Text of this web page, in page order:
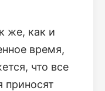
же, как и
время,
что все
приносят